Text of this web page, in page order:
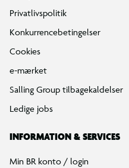
Privatlivspolitik
Konkurrencebetingelser
Cookies
e-mærket
Salling Group tilbagekaldelser
Ledige jobs
INFORMATION & SERVICES
Min BR konto / login